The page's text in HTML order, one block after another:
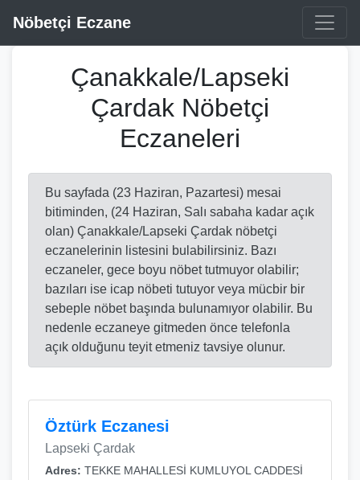
Nöbetçi Eczane
Çanakkale/Lapseki
Çardak Nöbetçi
Eczaneleri
Bu sayfada (23 Haziran, Pazartesi) mesai
bitiminden, (24 Haziran, Salı sabaha kadar açık
olan) Çanakkale/Lapseki Çardak nöbetçi
eczanelerinin listesini bulabilirsiniz. Bazı
eczaneler, gece boyu nöbet tutmuyor olabilir;
bazıları ise icap nöbeti tutuyor veya mücbir bir
sebeple nöbet başında bulunamıyor olabilir. Bu
nedenle eczaneye gitmeden önce telefonla
açık olduğunu teyit etmeniz tavsiye olunur.
Öztürk Eczanesi
Lapseki Çardak
Adres: TEKKE MAHALLESİ KUMLUYOL CADDESİ